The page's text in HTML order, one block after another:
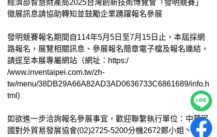
經濟部智慧財產局2025台灣創新技術博覽會「發明競賽」
徵展訊息請協助轉知並鼓勵企業踴躍報名參展
發明競賽報名期間自114年5月5日至7月15日止，本屆採網
路報名，展覽相關訊息、參展報名簡章電子檔及報名連結，
請逕至本展專屬網站（網址： https:/
/www.inventaipei.com.tw/zh-
tw/menu/38DB29A66A82AD3AD0636733C6861689/info.h
tml )
如欲進一步洽詢報名參展事宜，歡迎聯繫執行單位：中華民
國對外貿易發展協會(02)2725-5200分機2672鄭小姐丶分機